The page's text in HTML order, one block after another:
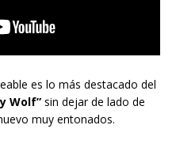
es lo más destacado del
Wolf” sin dejar de lado de
muy entonados.